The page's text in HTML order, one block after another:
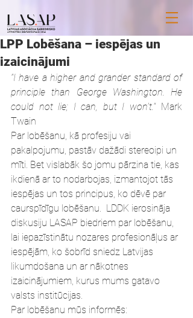
LPP Lobēšana – iespējas un
izaicinājumi
“I have a higher and grander standard of
principle than George Washington. He
could not lie; I can, but I won’t.“ Mark
Twain
Par lobēšanu, kā profesiju vai
pakalpojumu, pastāv dažādi stereoipi un
mīti. Bet vislabāk šo jomu pārzina tie, kas
ikdienā ar to nodarbojas, izmantojot tās
iespējas un tos principus, ko dēvē par
caurspīdīgu lobēšanu.  LDDK ierosināja
diskusiju LASAP biedriem par lobēšanu,
lai iepazīstinātu nozares profesionāļus ar
iespējām, ko šobrīd sniedz Latvijas
likumdošana un ar nākotnes
izaicinājumiem, kurus mums gatavo
valsts institūcijas.
Par lobēšanu mūs informēs: